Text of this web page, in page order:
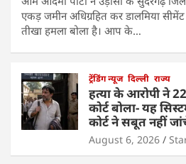
एकड़ जमीन अधिग्रहित कर डालमिया
तीखा हमला बोला है। आप के…
ट्रेंडिंग न्यूज दिल्ली राज्य
हत्या के आरोपी ने
कोर्ट बोला- यह
कोर्ट ने सबूत नहीं
August 6, 2026